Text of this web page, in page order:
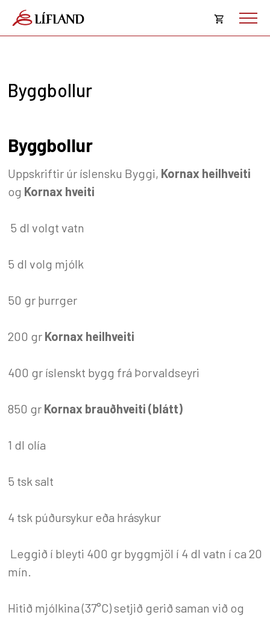
Opna
Byggbollur
Byggbollur
Uppskriftir úr íslensku Byggi, Kornax heilhveiti
og Kornax hveiti
5 dl volgt vatn
5 dl volg mjólk
50 gr þurrger
200 gr Kornax heilhveiti
400 gr íslenskt bygg frá Þorvaldseyri
850 gr Kornax brauðhveiti (blátt)
1 dl olía
5 tsk salt
4 tsk púðursykur eða hrásykur
Leggið í bleyti 400 gr byggmjöl í 4 dl vatn í ca 20
mín.
Hitið mjólkina (37°C) setjið gerið saman við og